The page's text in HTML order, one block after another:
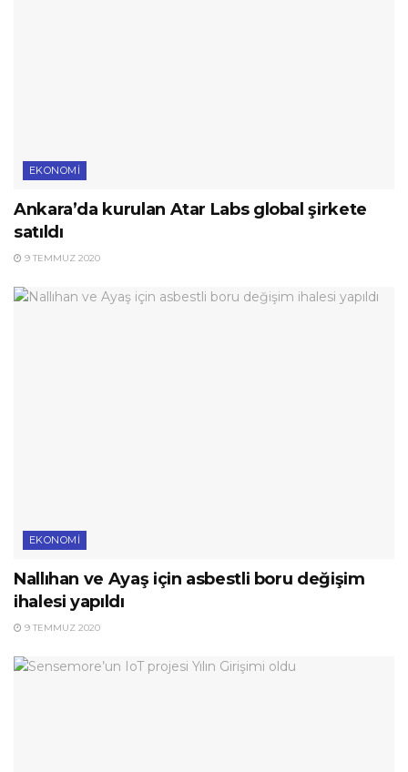
EKONOMI
Ankara’da kurulan Atar Labs global şirkete
satıldı
9 TEMMUZ 2020
EKONOMI
Nallıhan ve Ayaş için asbestli boru değişim
ihalesi yapıldı
9 TEMMUZ 2020